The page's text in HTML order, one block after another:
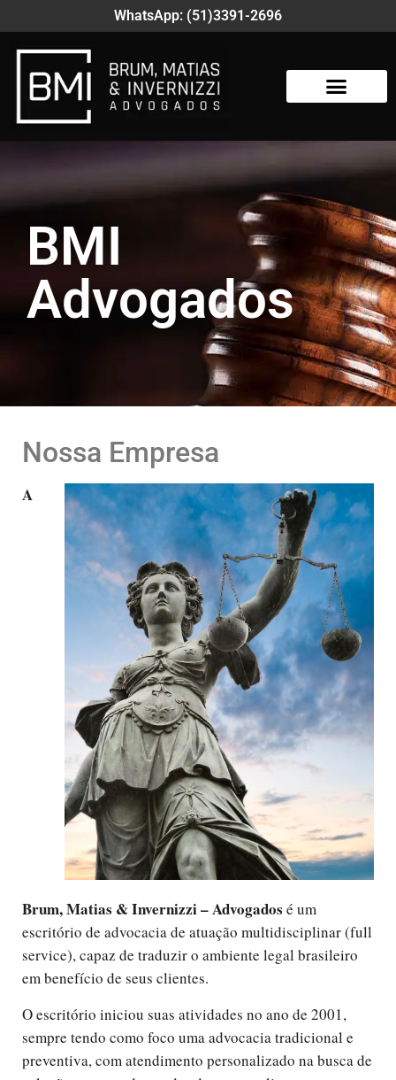
WhatsApp: (51)3391-2696
BMI
Advogados
Nossa Empresa
A
Brum, Matias & Invernizzi – Advogados é um
escritório de advocacia de atuação multidisciplinar (full
service), capaz de traduzir o ambiente legal brasileiro
em benefício de seus clientes.
O escritório iniciou suas atividades no ano de 2001,
sempre tendo como foco uma advocacia tradicional e
preventiva, com atendimento personalizado na busca de